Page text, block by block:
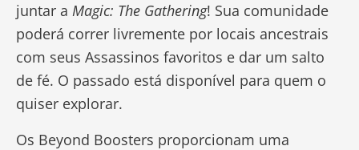
juntar a Magic: The Gathering! Sua comunidade
poderá correr livremente por locais ancestrais
com seus Assassinos favoritos e dar um salto
de fé. O passado está disponível para quem o
quiser explorar.
Os Beyond Boosters proporcionam uma